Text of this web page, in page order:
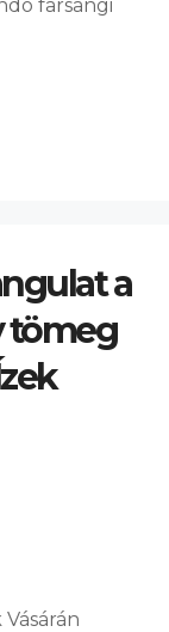
farsangi
a
tömeg